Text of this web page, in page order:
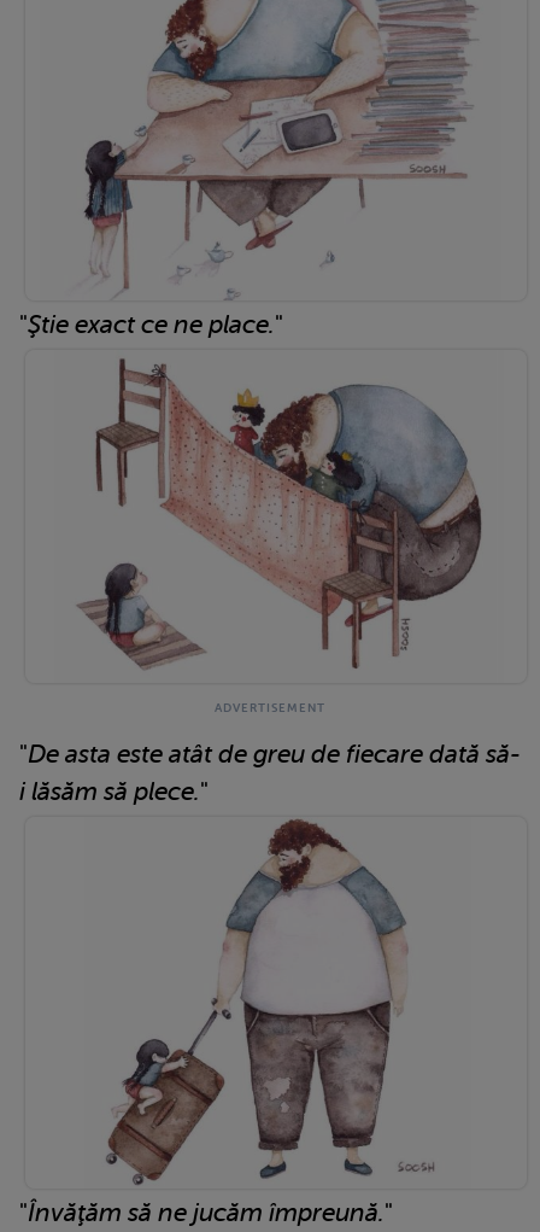
"Ştie exact ce ne place."
"De asta este atât de greu de fiecare dată să-
i lăsăm să plece."
"Învăţăm să ne jucăm împreună."